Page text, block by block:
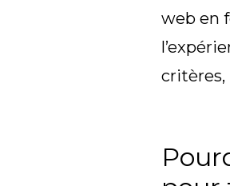
web en
critères,